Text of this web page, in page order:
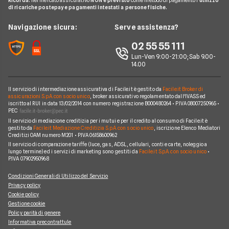
Noleggio Lungo Termine
News
Chi siamo
Perché scegliere Facile.it
Mappa del sito
Assicurazione Avvocati
Assicurazione Infortuni
Assicurazione Autocarro
Preventivo Assicurazione Viaggio
Allianz Direct
Linear
Prima.it
Quixa
UnipolSai
Allianz
Compagnie e intermediari
Domande Assicurazioni
Glossario Assicurativo
Notizie Assicurazioni
di ricariche postepay e pagamenti intestati a persone fisiche.
Navigazione sicura: Serve assistenza?
02 55 55 111
Lun-Ven 9:00-21:00; Sab 9.00-
14.00
Il servizio di intermediazione assicurativa di Facile.it è gestito da Facile.it Broker di
assicurazioni S.p.A. con socio unico, broker assicurativo regolamentato dall'IVASS ed
iscritto al RUI in data 13/02/2014 con numero registrazione B000480264 • P.IVA 08007250965 •
PEC
Il servizio di mediazione creditizia per i mutui e per il credito al consumo di Facile.it è
gestito da Facile.it Mediazione Creditizia S.p.A. con socio unico , iscrizione Elenco Mediatori
Creditizi OAM numero M201 • P.IVA 06158600962
Il servizio di comparazione tariffe (luce, gas, ADSL, cellulari, conti e carte, noleggio a
lungo termine) ed i servizi di marketing sono gestiti da Facile.it S.p.A. con socio unico•
P.IVA 07902950968
Condizioni Generali di Utilizzo del Servizio
Privacy policy
Cookie policy
Gestione cookie
Policy parità di genere
Informativa precontrattule